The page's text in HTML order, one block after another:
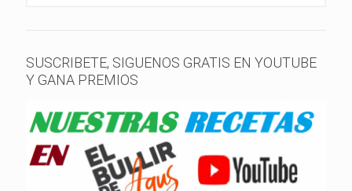
SUSCRIBETE, SIGUENOS GRATIS EN YOUTUBE
Y GANA PREMIOS